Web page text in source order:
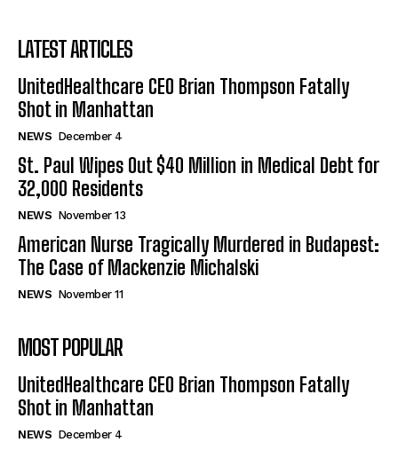
LATEST ARTICLES
UnitedHealthcare CEO Brian Thompson Fatally
Shot in Manhattan
NEWS December 4
St. Paul Wipes Out $40 Million in Medical Debt for
32,000 Residents
NEWS November 13
American Nurse Tragically Murdered in Budapest:
The Case of Mackenzie Michalski
NEWS November 11
MOST POPULAR
UnitedHealthcare CEO Brian Thompson Fatally
Shot in Manhattan
NEWS December 4